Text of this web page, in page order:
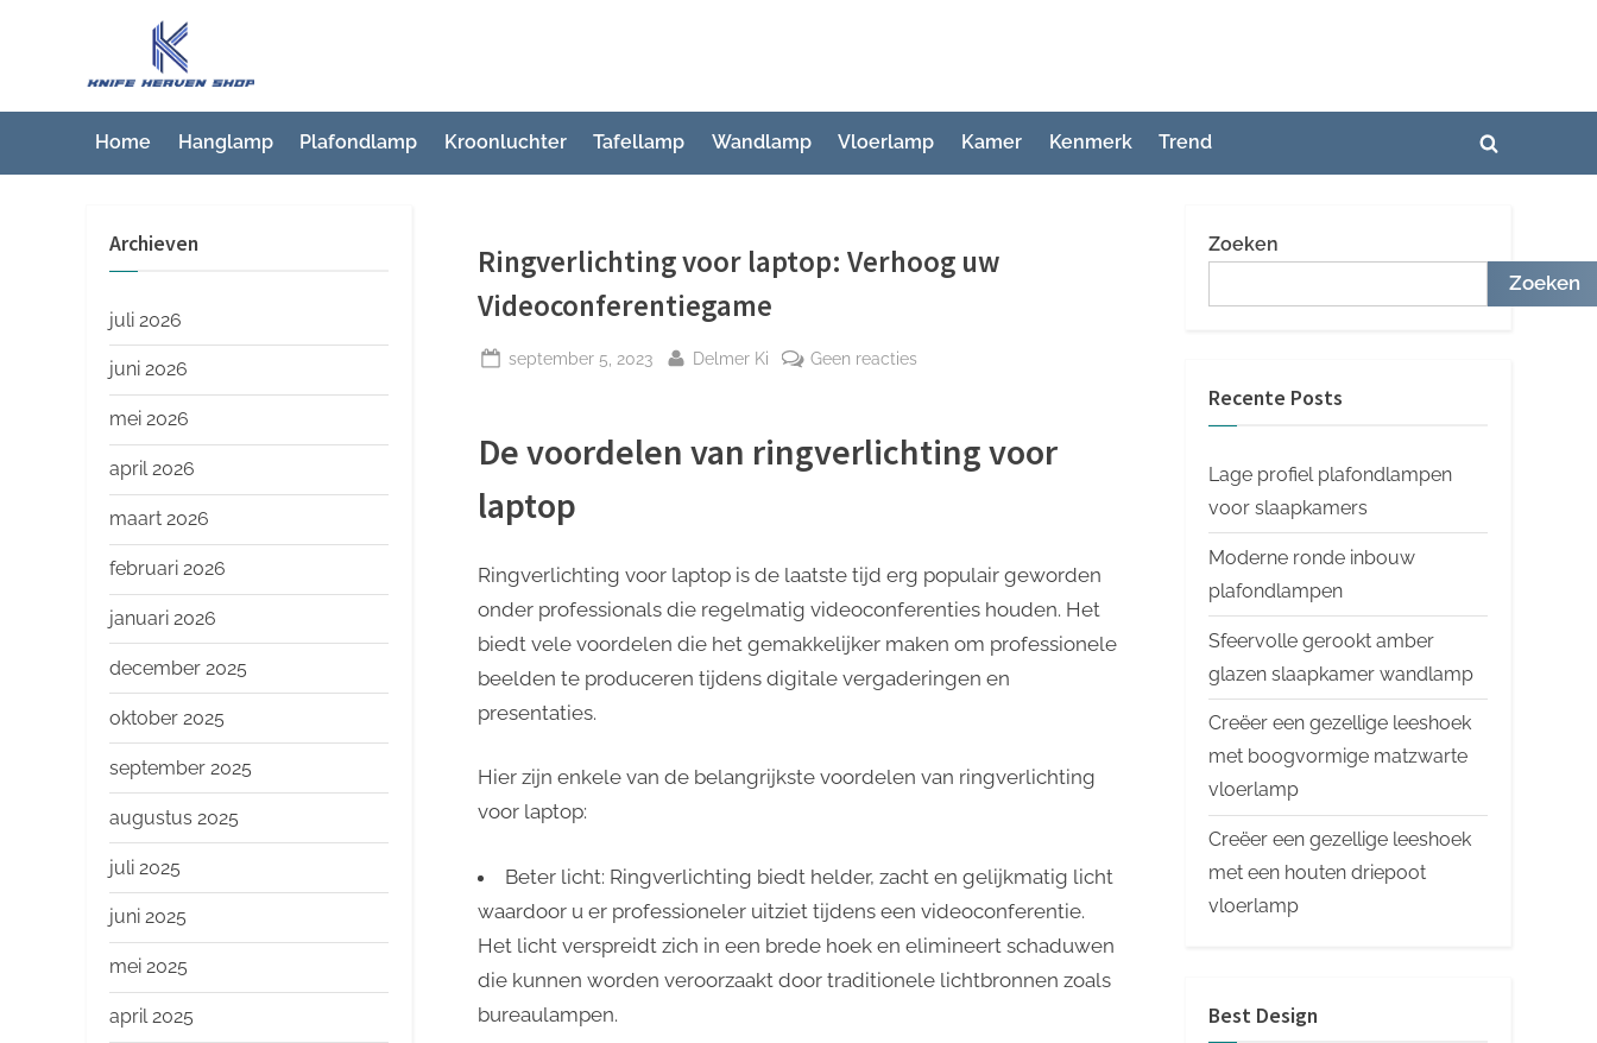
inhoud
K
n
i
f
e
h
Home Hanglamp Plafondlamp Kroonluchter Tafellamp Wandlamp Vloerlamp Kamer Kenmerk Trend
Toggle
Ringverlichting voor laptop: Verhoog uw
Videoconferentiegame
Geplaatst
september 5, 2023 Door
Delmer Ki Geen reacties
laptop:
Verhoog
De voordelen van ringverlichting voor
laptop
Ringverlichting voor laptop is de laatste tijd erg populair geworden
onder professionals die regelmatig videoconferenties houden. Het
biedt vele voordelen die het gemakkelijker maken om professionele
beelden te produceren tijdens digitale vergaderingen en
presentaties.
Hier zijn enkele van de belangrijkste voordelen van ringverlichting
voor laptop:
Beter licht: Ringverlichting biedt helder, zacht en gelijkmatig licht
waardoor u er professioneler uitziet tijdens een videoconferentie.
Het licht verspreidt zich in een brede hoek en elimineert schaduwen
die kunnen worden veroorzaakt door traditionele lichtbronnen zoals
bureaulampen.
Archieven
juli 2026
juni 2026
mei 2026
april 2026
maart 2026
februari 2026
januari 2026
december 2025
oktober 2025
september 2025
augustus 2025
juli 2025
juni 2025
mei 2025
april 2025
Zoeken
Zoeken
Recente Posts
Lage profiel plafondlampen
voor slaapkamers
Moderne ronde inbouw
plafondlampen
Sfeervolle gerookt amber
glazen slaapkamer wandlamp
Creëer een gezellige leeshoek
met boogvormige matzwarte
vloerlamp
Creëer een gezellige leeshoek
met een houten driepoot
vloerlamp
Best Design